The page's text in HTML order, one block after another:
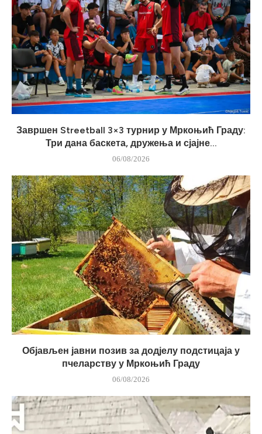
Завршен Streetball 3×3 турнир у Мркоњић Граду:
Три дана баскета, дружења и сјајне...
06/08/2026
Објављен јавни позив за додјелу подстицаја у
пчеларству у Мркоњић Граду
06/08/2026